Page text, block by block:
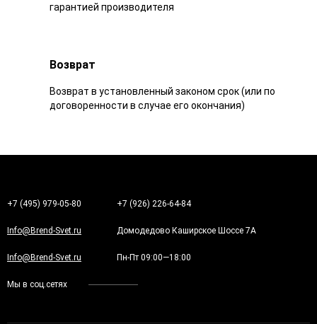
гарантией производителя
Возврат
Возврат в установленный законом срок (или по
договоренности в случае его окончания)
+7 (495) 979-05-80 +7 (926) 226-64-84
Info@Brend-Svet.ru Домодедово Каширское Шоссе 7А
Info@Brend-Svet.ru Пн-Пт 09:00—18:00
Мы в соц.сетях